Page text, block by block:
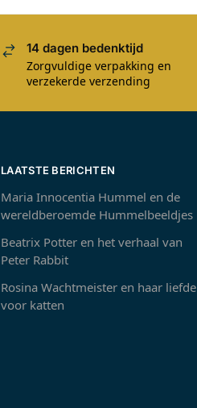
14 dagen bedenktijd
Zorgvuldige verpakking en
verzekerde verzending
LAATSTE BERICHTEN
Maria Innocentia Hummel en de
wereldberoemde Hummelbeeldjes
Beatrix Potter en het verhaal van
Peter Rabbit
Rosina Wachtmeister en haar liefde
voor katten